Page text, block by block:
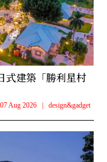
式建築「勝利星村
07 Aug 2026 design&gadget